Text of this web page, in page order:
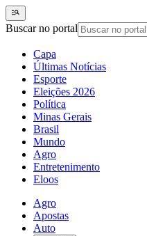
Buscar no portal
Capa
Últimas Notícias
Esporte
Eleições 2026
Política
Minas Gerais
Brasil
Mundo
Agro
Entretenimento
Eloos
Agro
Apostas
Auto